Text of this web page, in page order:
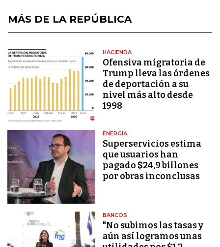
MÁS DE LA REPÚBLICA
HACIENDA
Ofensiva migratoria de
Trump lleva las órdenes
de deportación a su
nivel más alto desde
1998
ENERGÍA
Superservicios estima
que usuarios han
pagado $24,9 billones
por obras inconclusas
BANCOS
"No subimos las tasas y
aún así logramos unas